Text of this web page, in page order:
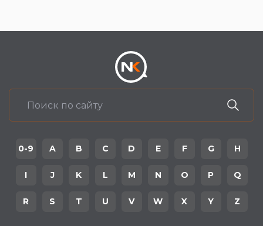
0-9 A B C D E F G H
I J K L M N O P Q
R S T U V W X Y Z